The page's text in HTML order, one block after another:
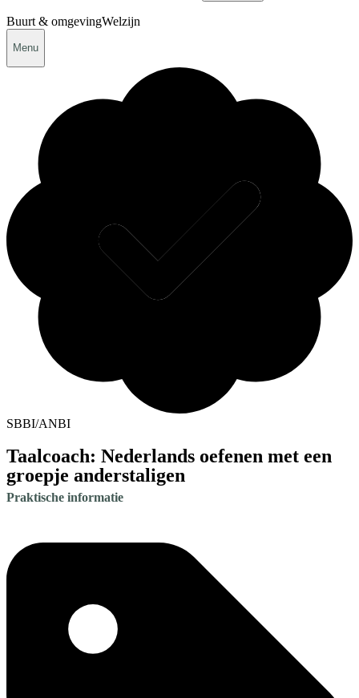
Buurt & omgevingWelzijn
Menu
SBBI/ANBI
Taalcoach: Nederlands oefenen met een
groepje anderstaligen
Praktische informatie